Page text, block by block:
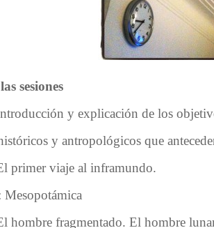
sesiones
y explicación de los
y antropológicos que
primer viaje al inframundo.
hombre fragmentado. El hombre